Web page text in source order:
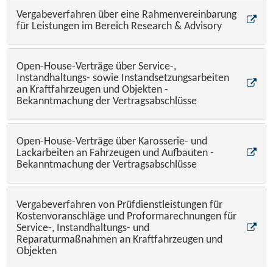
Vergabeverfahren über eine Rahmenvereinbarung
für Leistungen im Bereich Research & Advisory
Open-House-Verträge über Service-,
Instandhaltungs- sowie Instandsetzungsarbeiten
an Kraftfahrzeugen und Objekten -
Bekanntmachung der Vertragsabschlüsse
Open-House-Verträge über Karosserie- und
Lackarbeiten an Fahrzeugen und Aufbauten -
Bekanntmachung der Vertragsabschlüsse
Vergabeverfahren von Prüfdienstleistungen für
Kostenvoranschläge und Proformarechnungen für
Service-, Instandhaltungs- und
Reparaturmaßnahmen an Kraftfahrzeugen und
Objekten